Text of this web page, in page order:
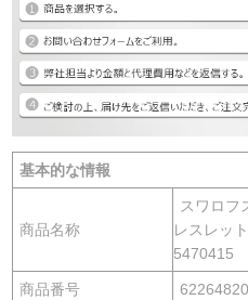
基本的な情報
商品名称
スワロフ
レスレッ
5470415
商品番号